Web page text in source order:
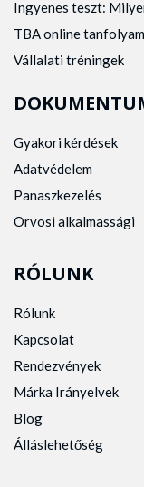
Ingyenes teszt:
TBA online
Vállalati tréningek
Gyakori kérdések
Adatvédelem
Panaszkezelés
Orvosi alkalmassági
RÓLUNK
Rólunk
Kapcsolat
Rendezvények
Márka Irányelvek
Blog
Álláslehetőség